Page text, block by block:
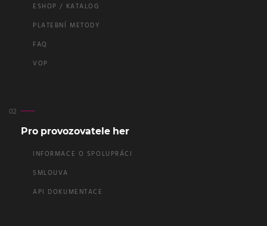
ESHOP / KATALOG
PLATEBNÍ METODY
FAQ
VOP
Pro provozovatele her
INFORMACE O SPOLUPRÁCI
SMLOUVA
API DOKUMENTACE